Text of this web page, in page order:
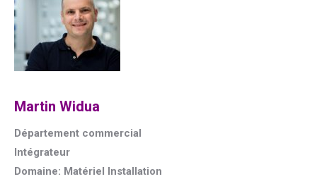
Martin Widua
Département commercial
Intégrateur
Domaine: Matériel Installation